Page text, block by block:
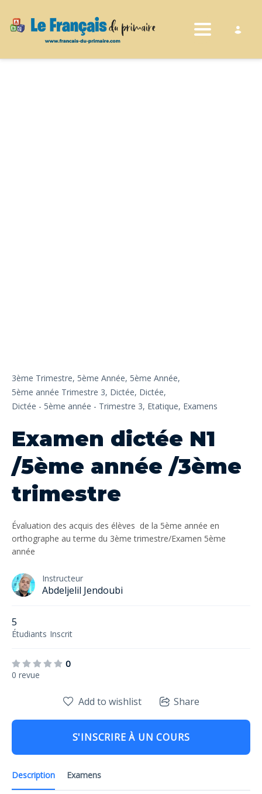
Toggle
3ème Trimestre, 5ème Année, 5ème Année,
5ème année Trimestre 3, Dictée, Dictée,
Dictée - 5ème année - Trimestre 3, Etatique, Examens
Examen dictée N1
/5ème année /3ème
trimestre
Évaluation des acquis des élèves de la 5ème année en
orthographe au terme du 3ème trimestre/Examen 5ème
année
Instructeur
Abdeljelil Jendoubi
5
Étudiants Inscrit
0
0 revue
Description Examens
Add to wishlist Share
S'INSCRIRE À UN COURS